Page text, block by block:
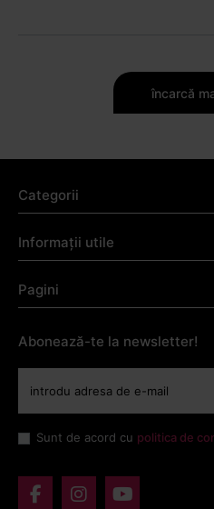
încarcă
Categorii
Informații utile
Pagini
Abonează-te la newsletter!
Sunt de acord cu politica de